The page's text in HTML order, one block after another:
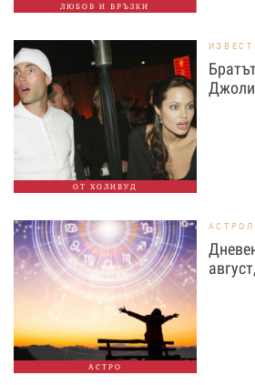
ЛЮБОВ И ВРЪЗКИ
ОТ ХОЛИВУД
Джоли
АСТРО